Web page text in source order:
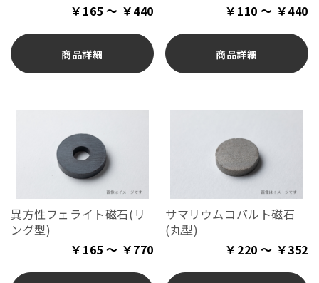
￥165 ～ ￥440
商品詳細
￥110 ～ ￥440
商品詳細
異方性フェライト磁石(リ
ング型)
￥165 ～ ￥770
サマリウムコバルト磁石
(丸型)
￥220 ～ ￥352